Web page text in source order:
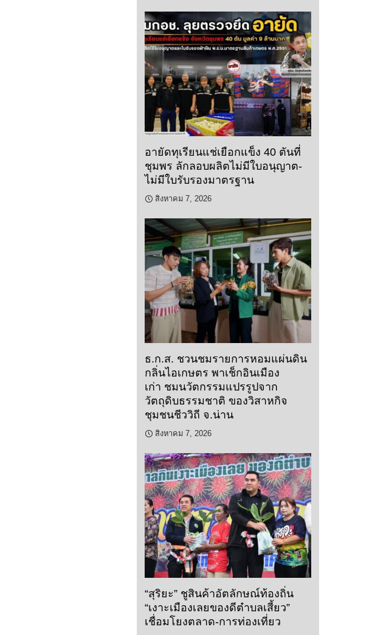
อายัดทุเรียนแช่เยือกแข็ง 40 ตันที่
ชุมพร ลักลอบผลิตไม่มีใบอนุญาต-
ไม่มีใบรับรองมาตรฐาน
สิงหาคม 7, 2026
ธ.ก.ส. ชวนชมรายการหอมแผ่นดิน
กลิ่นไอเกษตร พาเช็กอินเมือง
เก่า ชมนวัตกรรมแปรรูปจาก
วัตถุดิบธรรมชาติ ของวิสาหกิจ
ชุมชนชีววิถี จ.น่าน
สิงหาคม 7, 2026
“สุริยะ” ชูสินค้าอัตลักษณ์ท้องถิ่น
“เงาะเมืองเลยของดีตำบลเสี้ยว”
เชื่อมโยงตลาด-การท่องเที่ยว